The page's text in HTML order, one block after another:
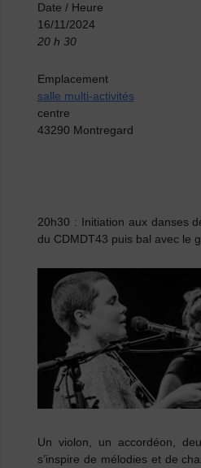
Date / Heure
16/11/2024
20 h 30
Emplacement
salle multi-activités
centre
43290 Montregard
20h30 : Initiation aux danses
du CDMDT43 puis bal avec le
Un violon, un accordéon,
s’inspire de mélodies et de